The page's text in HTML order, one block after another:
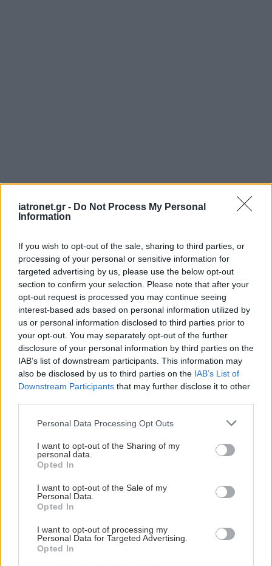
iatronet.gr - Do Not Process My Personal
Information
If you wish to opt-out of the sale, sharing to third parties, or
processing of your personal or sensitive information for
targeted advertising by us, please use the below opt-out
section to confirm your selection. Please note that after your
opt-out request is processed you may continue seeing
interest-based ads based on personal information utilized by
us or personal information disclosed to third parties prior to
your opt-out. You may separately opt-out of the further
disclosure of your personal information by third parties on the
IAB’s list of downstream participants. This information may
also be disclosed by us to third parties on the IAB’s List of
Downstream Participants that may further disclose it to other
Please note that this website/app uses one or more Google
not limited to your visit or usage behaviour. You may click to
grant or deny consent to Google and its third-party tags to
use your data for below specified purposes in below Google
consent section.
Personal Data Processing Opt Outs
I want to opt-out of the Sharing of my
personal data.
Opted In
I want to opt-out of the Sale of my
Personal Data.
Opted In
I want to opt-out of processing my
Personal Data for Targeted Advertising.
Opted In